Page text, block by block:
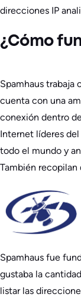
direcciones IP
¿Cómo
Spamhaus trabaja
cuenta con una
conexión dentro
Internet líderes
todo el mundo y
También recopilan
Spamhaus fue
gustaba la
listar las